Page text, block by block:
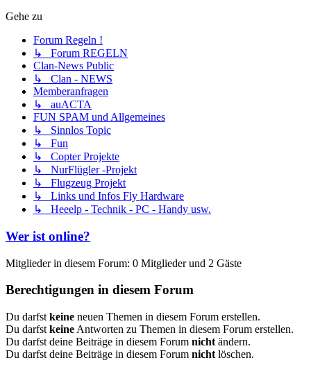
Gehe zu
Forum Regeln !
↳ Forum REGELN
Clan-News Public
↳ Clan - NEWS
Memberanfragen
↳ auACTA
FUN SPAM und Allgemeines
↳ Sinnlos Topic
↳ Fun
↳ Copter Projekte
↳ NurFlügler -Projekt
↳ Flugzeug Projekt
↳ Links und Infos Fly Hardware
↳ Heeelp - Technik - PC - Handy usw.
Wer ist online?
Mitglieder in diesem Forum: 0 Mitglieder und 2 Gäste
Berechtigungen in diesem Forum
Du darfst keine neuen Themen in diesem Forum erstellen.
Du darfst keine Antworten zu Themen in diesem Forum erstellen.
Du darfst deine Beiträge in diesem Forum nicht ändern.
Du darfst deine Beiträge in diesem Forum nicht löschen.